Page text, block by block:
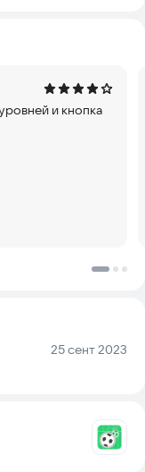
популярность
связь
и кнопка
Дата:
25 сент 2023